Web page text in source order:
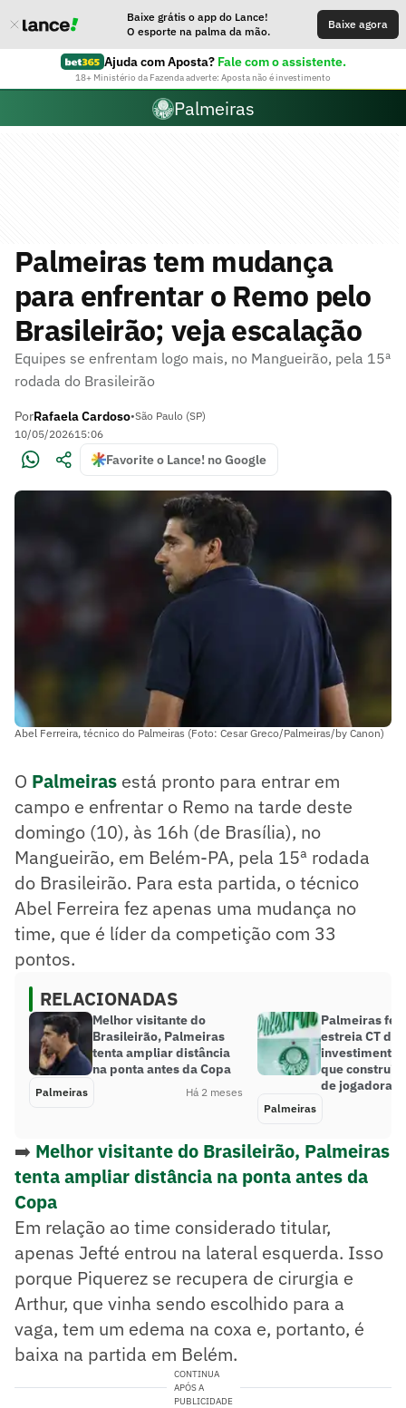
Baixe grátis o app do Lance!
O esporte na palma da mão.
Baixe agora
Ajuda com Aposta? Fale com o assistente.
18+ Ministério da Fazenda adverte: Aposta não é investimento
Palmeiras
Palmeiras tem mudança
para enfrentar o Remo pelo
Brasileirão; veja escalação
Equipes se enfrentam logo mais, no Mangueirão, pela 15ª
rodada do Brasileirão
PorRafaela Cardoso•São Paulo (SP)
10/05/202615:06
Favorite o Lance! no Google
Abel Ferreira, técnico do Palmeiras (Foto: Cesar Greco/Palmeiras/by Canon)
O Palmeiras está pronto para entrar em
campo e enfrentar o Remo na tarde deste
domingo (10), às 16h (de Brasília), no
Mangueirão, em Belém-PA, pela 15ª rodada
do Brasileirão. Para esta partida, o técnico
Abel Ferreira fez apenas uma mudança no
time, que é líder da competição com 33
pontos.
RELACIONADAS
Melhor visitante do
Brasileirão, Palmeiras
tenta ampliar distância
na ponta antes da Copa
Palmeiras Há 2 meses
Palmeiras
estreia CT de
investimento
que construiu
de jogadora
Palmeiras
➡️ Melhor visitante do Brasileirão, Palmeiras
tenta ampliar distância na ponta antes da
Copa
Em relação ao time considerado titular,
apenas Jefté entrou na lateral esquerda. Isso
porque Piquerez se recupera de cirurgia e
Arthur, que vinha sendo escolhido para a
vaga, tem um edema na coxa e, portanto, é
baixa na partida em Belém.
CONTINUA
APÓS A
PUBLICIDADE